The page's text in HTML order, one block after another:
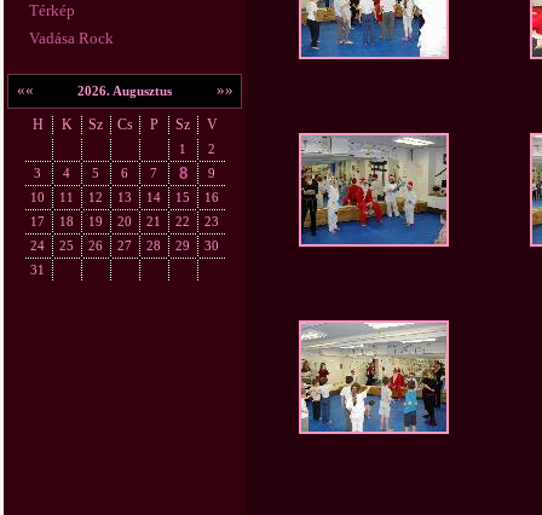
Térkép
Vadása Rock
«« 2026. Augusztus »»
H K Sz Cs P Sz V
1
2
3
4 5 6 7 8
9
10
11 12 13 14 15
16
17
18 19 20 21 22
23
24
25 26 27 28 29
30
31